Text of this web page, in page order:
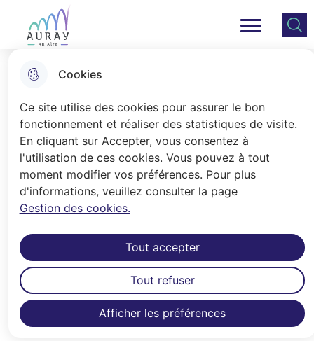
Cookies
Ce site utilise des cookies pour assurer le bon
fonctionnement et réaliser des statistiques de visite.
En cliquant sur Accepter, vous consentez à
l'utilisation de ces cookies. Vous pouvez à tout
moment modifier vos préférences. Pour plus
d'informations, veuillez consulter la page
Gestion des cookies.
Afficher les préférences
Tout accepter
Tout refuser
Aller
au
menu
Consulter
le plan
Ville Auray Menu principal
(1815 - 1825)
Accueil
Face au quartier de Saint-Goustan, le
quai Martin est depuis deux siècles un
lieu de vie pour les Alréens et
Alréennes : promenade prisée
aujourd’hui, il fut jadis animé par des
activités économiques et industrielles.
Il fête ses 200 ans en 2025.